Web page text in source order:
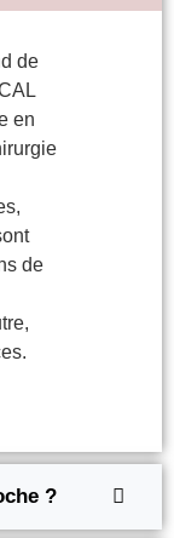
de
en
de
?